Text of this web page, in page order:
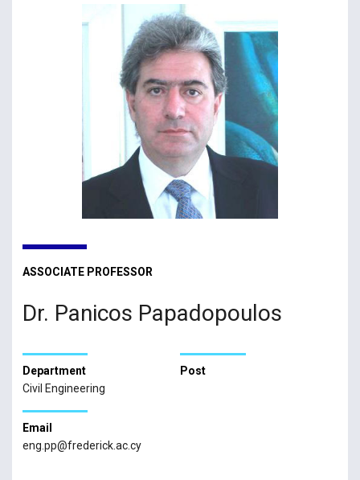
ASSOCIATE PROFESSOR
Dr. Panicos Papadopoulos
Department
Civil Engineering
Post
Email
eng.pp@frederick.ac.cy